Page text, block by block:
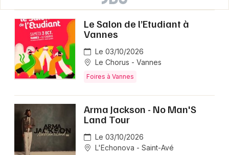
Le Salon de l’Etudiant à
Vannes
Le 03/10/2026
Le Chorus - Vannes
Foires à Vannes
Arma Jackson - No Man'S
Land Tour
Le 03/10/2026
L'Echonova - Saint-Avé